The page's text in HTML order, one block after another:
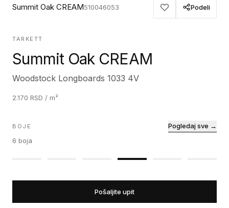
Summit Oak CREAM510046053 Podeli
TARKETT
Summit Oak CREAM
Woodstock Longboards 1033 4V
2.170 RSD / m²
BOJE
6 boja
Pogledaj sve →
Pošaljite upit